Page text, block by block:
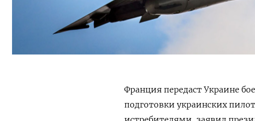
Франция передаст Украине
подготовки украинских